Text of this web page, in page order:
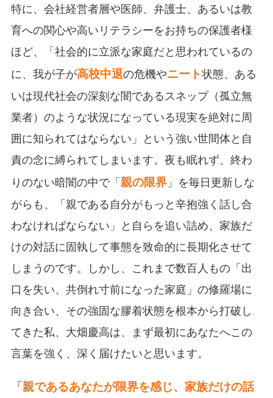
特に、会社経営者層や医師、弁護士、あるいは教
育への関心や高いリテラシーをお持ちの保護者様
ほど、「社会的に立派な家庭だと思われているの
に、我が子が高校中退の危機やニート状態、ある
いは現代社会の深刻な闇であるスネップ（孤立無
業者）のような状況になっている現実を絶対に周
囲に知られてはならない」という強い世間体と自
責の念に縛られてしまいます。夜も眠れず、終わ
りのない暗闇の中で「 親の限界」を毎日更新しな
がらも、「親である自分がもっと辛抱強く話し合
わなければならない」と自らを追い詰め、家族だ
けの対話に固執して事態を致命的に長期化させて
しまうのです。しかし、これまで数百人もの「出
口を失い、共倒れ寸前になった家庭」の修羅場に
向き合い、その強固な膠着状態を根本から打破し
てきた私、大畑慶高は、まず最初にあなたへこの
言葉を強く、深く届けたいと思います。
「親であるあなたが限界を感じ、家族だけの話